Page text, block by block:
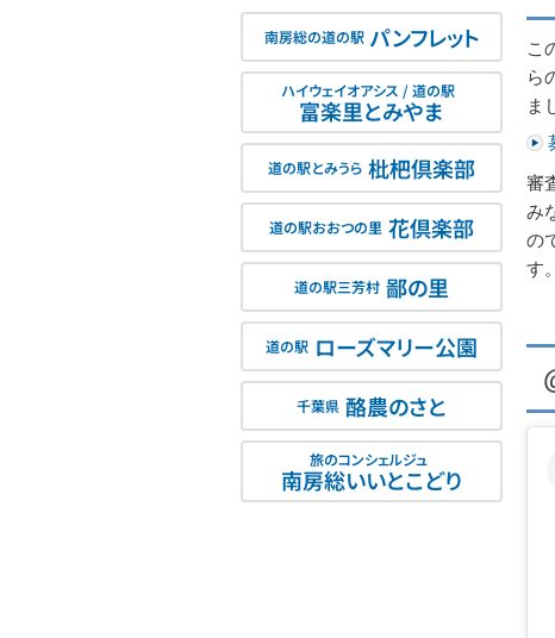
こ
ら
ま
審
み
の
す。
南房総の道の駅 パンフレット
ハイウェイオアシス / 道の駅
富楽里とみやま
道の駅とみうら 枇杷倶楽部
道の駅おおつの里 花倶楽部
道の駅三芳村 鄙の里
道の駅 ローズマリー公園
千葉県 酪農のさと
旅のコンシェルジュ
南房総いいとこどり